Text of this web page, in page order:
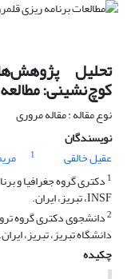
تحلیل
کوچ‌نشینی:
نوع مقاله : مقاله مروری
نویسندگان
عقیل خالقی
1
1 دکتری گروه جغرافیا و
INSF، تبریز، ایران.
2دانشجوی دکتری گروه
دانشگاه تبریز، تبریز، ایران.
چکیده